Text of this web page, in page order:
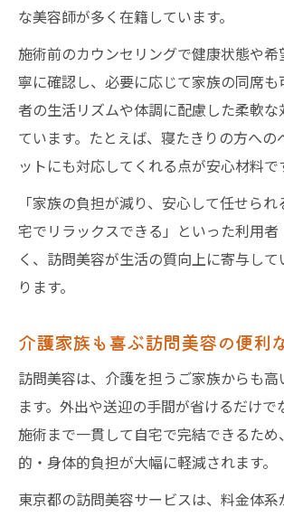
な美容師が多く在籍しています。
施術前のカウンセリングで健康状態や希
寧に確認し、必要に応じて家族の同席も
者の生活リズムや体調に配慮した柔軟
ています。たとえば、寝たきりの方への
ットにも対応してくれる点が安心材料で
「家族の負担が減り、安心して任せら
宅でリラックスできる」といった利用者
く、訪問美容が生活の質向上に寄与し
ります。
介護家族も喜ぶ訪問美容の便利
訪問美容は、介護を担うご家族からも
ます。外出や送迎の手間が省けるだけで
施術まで一貫して自宅で完結できるため
的・身体的負担が大幅に軽減されます。
東京都の訪問美容サービスは、料金体